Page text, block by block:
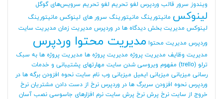
ویندوز سرور قالب وردپرس لغو تحریم لغو تحریم سرویس‌های گوگل
لینوکس مانیتورینگ مانیتورینگ سرور های لینوکس مانیتورینگ
لینوکس مدیریت بخش دیدگاه ها در وردپرس مدیریت زمان مدیریت سایت
وردپرس مدیریت محتوا مدیریت محتوا وردپرس
مدیریت وظایف مدیریت پروژه مدیریت پروژه ها مدیریت پروژه ها به سبک
ترلو (trello)
مفهوم ویروسی شدن سایت مهارتهای پشتیبانی و خدمات
رسانی میزبانی میزبانی ایمیل میزبانی وب نام سایت نحوه افزودن برگه ها در
وردپرس نحوه افزودن سربرگ ها در وردپرس نرخ از دست دادن مشتریان نرخ
خروج از سایت نرخ پرش نرخ پرش سایت نرم افزارهای جاسوسی نصب آسان